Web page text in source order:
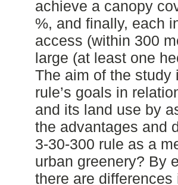
achieve a canopy
%, and finally, each
access (within 300
large (at least one
The aim of the study
rule’s goals in
and its land use by
the advantages and
3-30-300 rule as a
urban greenery? By
there are